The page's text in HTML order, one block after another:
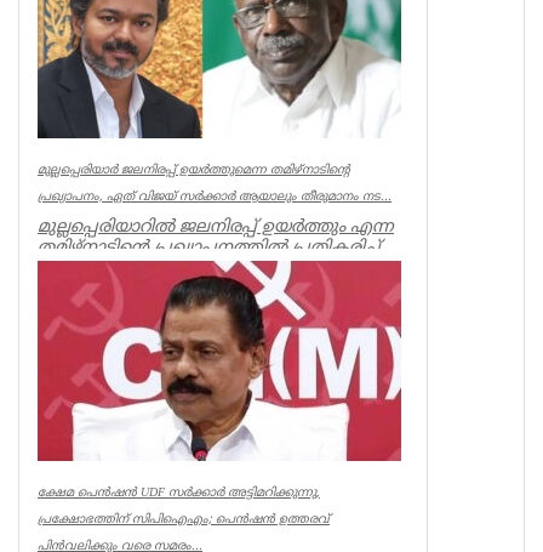
മുല്ലപ്പെരിയാർ ജലനിരപ്പ് ഉയർത്തുമെന്ന തമിഴ്നാടിന്റെ
പ്രഖ്യാപനം, ഏത് വിജയ് സർക്കാർ ആയാലും തീരുമാനം നട...
മുല്ലപ്പെരിയാറിൽ ജലനിരപ്പ് ഉയർത്തും എന്ന
തമിഴ്നാടിന്റെ പ്രഖ്യാപനത്തിൽ പ്രതികരിച്ച്
മുൻമന്ത്രി എം എം...
Kerala
ക്ഷേമ പെൻഷൻ UDF സർക്കാർ അട്ടിമറിക്കുന്നു,
പ്രക്ഷോഭത്തിന് സിപിഐഎം; പെൻഷൻ ഉത്തരവ്
പിൻവലിക്കും വരെ സമരം...